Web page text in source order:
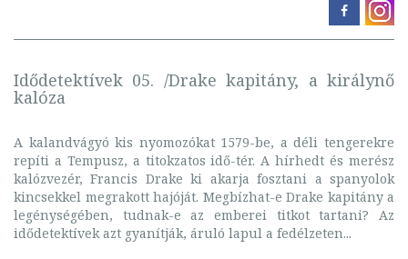
Idődetektívek 05. /Drake kapitány, a királynő
kalóza
A kalandvágyó kis nyomozókat 1579-be, a déli tengerekre
repíti a Tempusz, a titokzatos idő-tér. A hírhedt és merész
kalózvezér, Francis Drake ki akarja fosztani a spanyolok
kincsekkel megrakott hajóját. Megbízhat-e Drake kapitány a
legénységében, tudnak-e az emberei titkot tartani? Az
idődetektívek azt gyanítják, áruló lapul a fedélzeten...